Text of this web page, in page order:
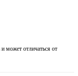
и может отличаться от